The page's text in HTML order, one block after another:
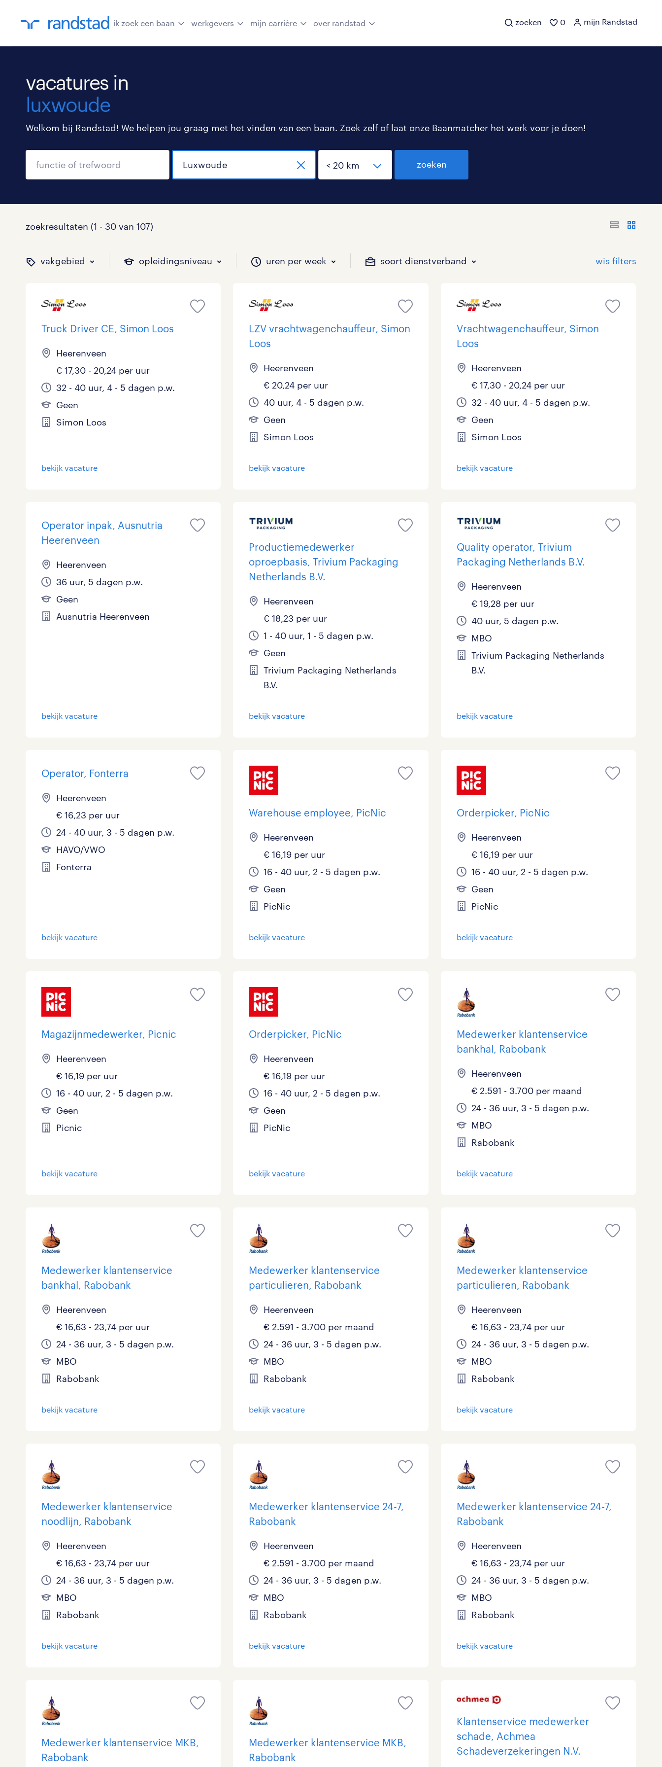
ik zoek een baan werkgevers mijn carrière over randstad zoeken 0 mijn Randstad
vacatures in
luxwoude
Welkom bij Randstad! We helpen jou graag met het vinden van een baan. Zoek zelf of laat onze Baanmatcher het werk voor je doen!
zoeken
zoekresultaten (1 - 30 van 107)
vakgebied opleidingsniveau uren per week soort dienstverband
binnen welk vakgebied wil je werken?
Beveiliging Bouw 0
Callcenter / Contactcenter Chauffeurs 7 Commercieel / Verkoop 3
Engineering Financieel 4 Horeca / Catering 2
Industrieel / Productie Juridisch
Secretarieel 0 Supply chain & procurement Techniek 16
Zorg / Verpleging 0
toon 107 resultaten
op welk niveau zoek je vacatures?
Geen HAVO/VWO
HBO 6 LBO, MAVO, VMBO 52
MBO, HAVO, VWO Master 0 Ondersteunend onderwijs 0
WO
hoeveel uren per week wil je werken?
9 - 16 uur 17 - 24 uur
25 - 32 uur 27 33 - 36 uur 11 37 - 40+ uur 33
welk soort dienstverband zou jij willen?
Tijdelijk Tijdelijk met uitzicht op vast
Vast 12
Truck Driver CE, Simon Loos
Heerenveen
€ 17,30 - 20,24 per uur
32 - 40 uur, 4 - 5 dagen p.w.
Geen
Simon Loos
bekijk vacature
LZV vrachtwagenchauffeur, Simon
Loos
Heerenveen
€ 20,24 per uur
40 uur, 4 - 5 dagen p.w.
Geen
Simon Loos
bekijk vacature
Vrachtwagenchauffeur, Simon
Loos
Heerenveen
€ 17,30 - 20,24 per uur
32 - 40 uur, 4 - 5 dagen p.w.
Geen
Simon Loos
bekijk vacature
Operator inpak, Ausnutria
Heerenveen
Heerenveen
36 uur, 5 dagen p.w.
Geen
Ausnutria Heerenveen
bekijk vacature
Productiemedewerker
oproepbasis, Trivium Packaging
Netherlands B.V.
Heerenveen
€ 18,23 per uur
1 - 40 uur, 1 - 5 dagen p.w.
Geen
Trivium Packaging Netherlands
B.V.
bekijk vacature
Quality operator, Trivium
Packaging Netherlands B.V.
Heerenveen
€ 19,28 per uur
40 uur, 5 dagen p.w.
MBO
Trivium Packaging Netherlands
B.V.
bekijk vacature
Operator, Fonterra
Heerenveen
€ 16,23 per uur
24 - 40 uur, 3 - 5 dagen p.w.
HAVO/VWO
Fonterra
bekijk vacature
Warehouse employee, PicNic
Heerenveen
€ 16,19 per uur
16 - 40 uur, 2 - 5 dagen p.w.
Geen
PicNic
bekijk vacature
Orderpicker, PicNic
Heerenveen
€ 16,19 per uur
16 - 40 uur, 2 - 5 dagen p.w.
Geen
PicNic
bekijk vacature
Magazijnmedewerker, Picnic
Heerenveen
€ 16,19 per uur
16 - 40 uur, 2 - 5 dagen p.w.
Geen
Picnic
bekijk vacature
Orderpicker, PicNic
Heerenveen
€ 16,19 per uur
16 - 40 uur, 2 - 5 dagen p.w.
Geen
PicNic
bekijk vacature
Medewerker klantenservice
bankhal, Rabobank
Heerenveen
€ 2.591 - 3.700 per maand
24 - 36 uur, 3 - 5 dagen p.w.
MBO
Rabobank
bekijk vacature
Medewerker klantenservice
bankhal, Rabobank
Heerenveen
€ 16,63 - 23,74 per uur
24 - 36 uur, 3 - 5 dagen p.w.
MBO
Rabobank
bekijk vacature
Medewerker klantenservice
particulieren, Rabobank
Heerenveen
€ 2.591 - 3.700 per maand
24 - 36 uur, 3 - 5 dagen p.w.
MBO
Rabobank
bekijk vacature
Medewerker klantenservice
particulieren, Rabobank
Heerenveen
€ 16,63 - 23,74 per uur
24 - 36 uur, 3 - 5 dagen p.w.
MBO
Rabobank
bekijk vacature
Medewerker klantenservice
noodlijn, Rabobank
Heerenveen
€ 16,63 - 23,74 per uur
24 - 36 uur, 3 - 5 dagen p.w.
MBO
Rabobank
bekijk vacature
Medewerker klantenservice 24-7,
Rabobank
Heerenveen
€ 2.591 - 3.700 per maand
24 - 36 uur, 3 - 5 dagen p.w.
MBO
Rabobank
bekijk vacature
Medewerker klantenservice 24-7,
Rabobank
Heerenveen
€ 16,63 - 23,74 per uur
24 - 36 uur, 3 - 5 dagen p.w.
MBO
Rabobank
bekijk vacature
Medewerker klantenservice MKB,
Rabobank
Medewerker klantenservice MKB,
Rabobank
Klantenservice medewerker
schade, Achmea
Schadeverzekeringen N.V.